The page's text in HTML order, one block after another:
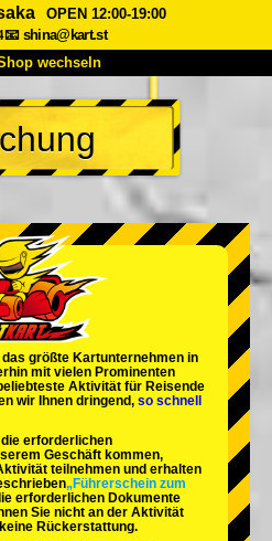
OPEN 12:00-19:00
📧 shina@kart.st
wechseln
START
Preise
Buchung
wechseln
Tokio Akihabara#1
Tokio Bucht
Osaka
größte Kartunternehmen in
mit vielen Prominenten
Aktivität für Reisende
wir Ihnen dringend, so schnell
erforderlichen
Geschäft kommen,
teilnehmen und erhalten
„Führerschein zum
erforderlichen Dokumente
Sie nicht an der Aktivität
Rückerstattung.